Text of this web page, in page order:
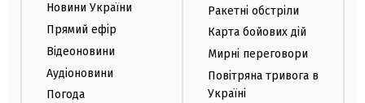
Новини України
Прямий ефір
Відеоновини
Аудіоновини
Погода
Ракетні обстріли
Карта бойових дій
Мирні переговори
Повітряна тривога в
Україні